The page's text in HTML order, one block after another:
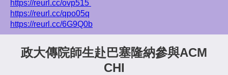
https://reurl.cc/ovp515
https://reurl.cc/qpo05q
https://reurl.cc/6G9Q0b
政大傳院師生赴巴塞隆納參與ACM
CHI